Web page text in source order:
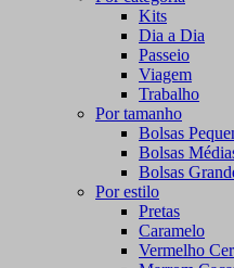
Kits
Dia a Dia
Passeio
Viagem
Trabalho
Por tamanho
Bolsas
Bolsas
Bolsas
Por estilo
Pretas
Caramelo
Vermelho